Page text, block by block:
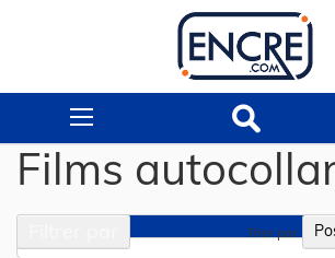
Films
Trier par